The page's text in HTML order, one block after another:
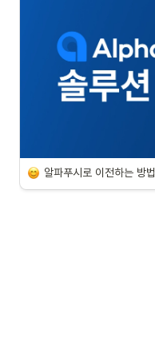
알파푸시로 이전하는 방법